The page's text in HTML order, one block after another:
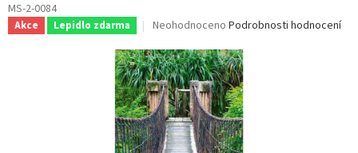
MS-2-0084
Akce Lepidlo zdarma
Průměrné
produktu
je
0,0
z
5
hvězdiček.
Neohodnoceno Podrobnosti hodnocení